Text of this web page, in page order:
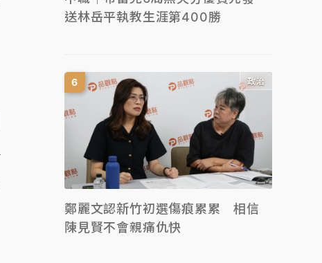
送林岳平執教生涯第400勝
政治
鄭麗文認新竹初選傷痕累累 相信
陳見賢不會親痛仇快